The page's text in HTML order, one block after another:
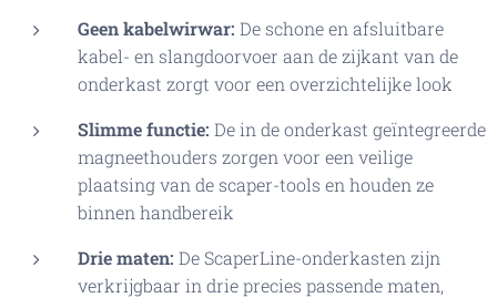
Geen kabelwirwar: De schone en afsluitbare
kabel- en slangdoorvoer aan de zijkant van de
onderkast zorgt voor een overzichtelijke look
Slimme functie: De in de onderkast geïntegreerde
magneethouders zorgen voor een veilige
plaatsing van de scaper-tools en houden ze
binnen handbereik
Drie maten: De ScaperLine-onderkasten zijn
verkrijgbaar in drie precies passende maten,